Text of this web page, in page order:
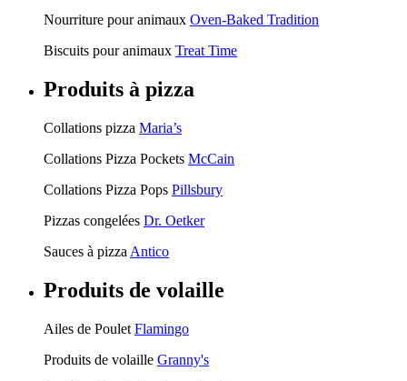
Nourriture pour animaux Oven-Baked Tradition
Biscuits pour animaux Treat Time
Produits à pizza
Collations pizza Maria’s
Collations Pizza Pockets McCain
Collations Pizza Pops Pillsbury
Pizzas congelées Dr. Oetker
Sauces à pizza Antico
Produits de volaille
Ailes de Poulet Flamingo
Produits de volaille Granny's